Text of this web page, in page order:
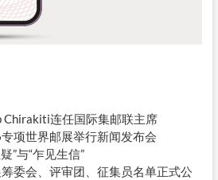
Chirakiti连任国际集邮联主席
项世界邮展举行新闻发布会
”与“乍见生信”
委会、评审团、征集员名单正式公